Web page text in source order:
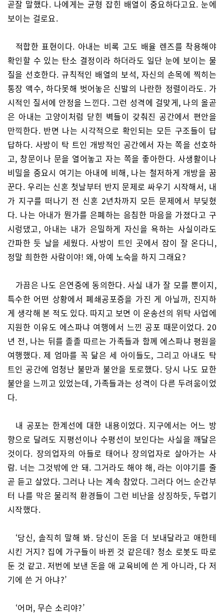
곧잘 말했다. 나에게는 균형 잡힌 배열이 중요하다고요. 눈에
보이는 걸로요.
적합한 표현이다. 아내는 비록 고도 배율 렌즈를 착용해야
확인할 수 있는 탄소 결정이라 하더라도 일단 눈에 보이는 물
질을 선호한다. 규칙적인 배열의 보석, 자신의 손목에 찍히는
통장 액수, 하다못해 벗어놓은 신발의 나란한 정렬이라도. 가
시적인 질서에 안정을 느낀다. 그런 성격에 걸맞게, 나의 올곧
은 아내는 고양이처럼 닫힌 벽들이 갖춰진 공간에서 편안을
만끽한다. 반면 나는 시각적으로 확인되는 모든 구조들이 답
답하다. 사방이 탁 트인 개방적인 공간에서 자는 쪽을 선호하
고, 창문이나 문을 열어놓고 자는 쪽을 좋아한다. 사생활이나
비밀을 중요시 여기는 아내에 비해, 나는 철저하게 개방을 꿈
꾼다. 우리는 신혼 첫날부터 반지 문제로 싸우기 시작해서, 내
가 지구를 떠나기 전 신혼 2년차까지 모든 문제에서 부딪혔
다. 나는 아내가 뭔가를 은폐하는 음침한 마음을 가졌다고 구
시렁댔고, 아내는 내가 은밀하게 자신을 욕하는 사실이라도
간파한 듯 날을 세웠다. 사방이 트인 곳에서 잠이 잘 온다니,
정말 희한한 사람이야! 왜, 아예 노숙을 하지 그래요?
가끔은 나도 은연중에 동의한다. 사실 내가 잘 모를 뿐이지,
특수한 어떤 상황에서 폐쇄공포증을 가진 게 아닐까, 진지하
게 생각해 본 적도 있다. 따지고 보면 이 운송선의 위탁 사업에
지원한 이유도 에스파냐 여행에서 느낀 공포 때문이었다. 20
년 전, 나는 뒤를 졸졸 따르는 가족들과 함께 에스파냐 평원을
여행했다. 제 엄마를 꼭 닮은 세 아이들도, 그리고 아내도 탁
트인 공간에 엄청난 불만과 불안을 토로했다. 당시 나도 묘한
불안을 느끼고 있었는데, 가족들과는 성격이 다른 두려움이었
다.
내 공포는 한계선에 대한 내용이었다. 지구에서는 어느 방
향으로 달려도 지평선이나 수평선이 보인다는 사실을 깨달은
것이다. 장의업자의 아들로 태어나 장의업자로 살아가는 사
람. 너는 그것밖에 안 돼. 그거라도 해야 해, 라는 이야기를 줄
곧 듣고 살았다. 그러나 나는 계속 참았다. 그러다 어느 순간부
터 나를 막은 물리적 환경들이 그런 비난을 상징하듯, 두렵기
시작했다.
‘당신, 솔직히 말해 봐. 당신이 돈을 더 보내달라고 애한테
시킨 거지? 집에 가구들이 바뀐 것 같은데? 청소 로봇도 따로
둔 것 같고. 저번에 보낸 돈을 애 교육비에 쓴 게 아니라, 다 저
기에 쓴 거 아냐?’
‘어머, 무슨 소리야?’